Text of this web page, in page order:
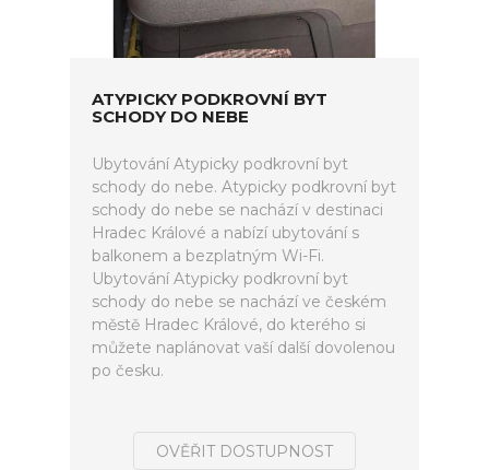
ATYPICKY PODKROVNÍ BYT
SCHODY DO NEBE
Ubytování Atypicky podkrovní byt
schody do nebe. Atypicky podkrovní byt
schody do nebe se nachází v destinaci
Hradec Králové a nabízí ubytování s
balkonem a bezplatným Wi-Fi.
Ubytování Atypicky podkrovní byt
schody do nebe se nachází ve českém
městě Hradec Králové, do kterého si
můžete naplánovat vaší další dovolenou
po česku.
OVĚŘIT DOSTUPNOST